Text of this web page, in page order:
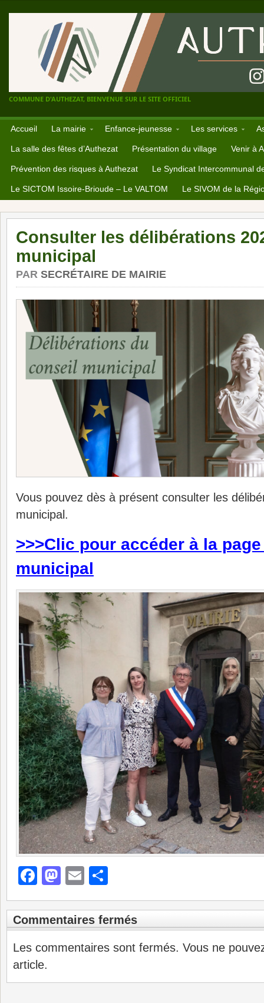
COMMUNE D'AUTHEZAT, BIENVENUE SUR LE SITE OFFICIEL
Accueil La mairie Enfance-jeunesse Les services
La salle des fêtes d’Authezat Présentation du village Venir à
Prévention des risques à Authezat Le Syndicat Intercommunal
Le SICTOM Issoire-Brioude – Le VALTOM Le SIVOM de la
Consulter les délibérations
municipal
PAR SECRÉTAIRE DE MAIRIE
Vous pouvez dès à présent consulter les
municipal.
>>>Clic pour accéder à la
municipal
Facebook
Mastodon
Email
Commentaires fermés
Les commentaires sont fermés. Vous ne
article.